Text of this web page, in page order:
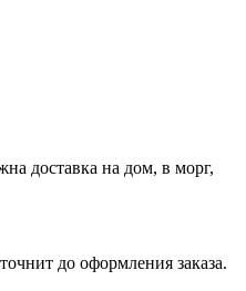
доставка на дом, в морг,
до оформления заказа.